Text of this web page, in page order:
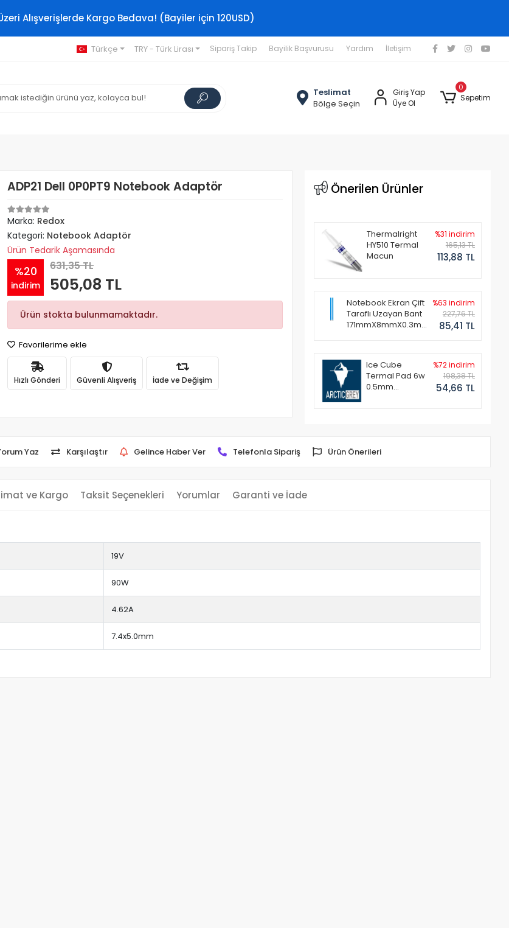
Alışverişlerde Kargo Bedava! (Bayiler için 120USD)
Türkçe TRY - Türk Lirası Sipariş Takip Bayilik Başvurusu Yardım İletişim
Teslimat
Bölge Seçin
Giriş Yap
Üye Ol
0
Sepetim
ADP21 Dell 0P0PT9 Notebook Adaptör
Marka: Redox
Kategori: Notebook Adaptör
Ürün Tedarik Aşamasında
%20
indirim
631,35 TL
505,08 TL
Ürün stokta bulunmamaktadır.
Favorilerime ekle
Hızlı Gönderi Güvenli Alışveriş İade ve Değişim
Önerilen Ürünler
Thermalright
HY510 Termal
Macun
%31 indirim
165,13 TL
113,88 TL
Notebook Ekran Çift
Taraflı Uzayan Bant
171mmX8mmX0.3mm
%63 indirim
227,76 TL
85,41 TL
Ice Cube
Termal Pad 6w
0.5mm
%72 indirim
198,38 TL
54,66 TL
Yaz Karşılaştır Gelince Haber Ver Telefonla Sipariş Ürün Önerileri
ve Kargo Taksit Seçenekleri Yorumlar Garanti ve İade
19V
90W
4.62A
7.4x5.0mm